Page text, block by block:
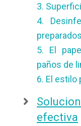
3.
4.
preparados
5. El
paños de
6. El estilo
efectiva